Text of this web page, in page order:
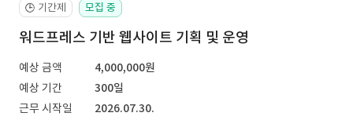
🕒 기간제 모집 중
워드프레스 기반 웹사이트 기획 및 운영
예상 금액
4,000,000원
예상 기간
300일
근무 시작일
2026.07.30.